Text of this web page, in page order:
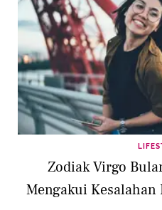
Zodiak Virgo
Mengakui